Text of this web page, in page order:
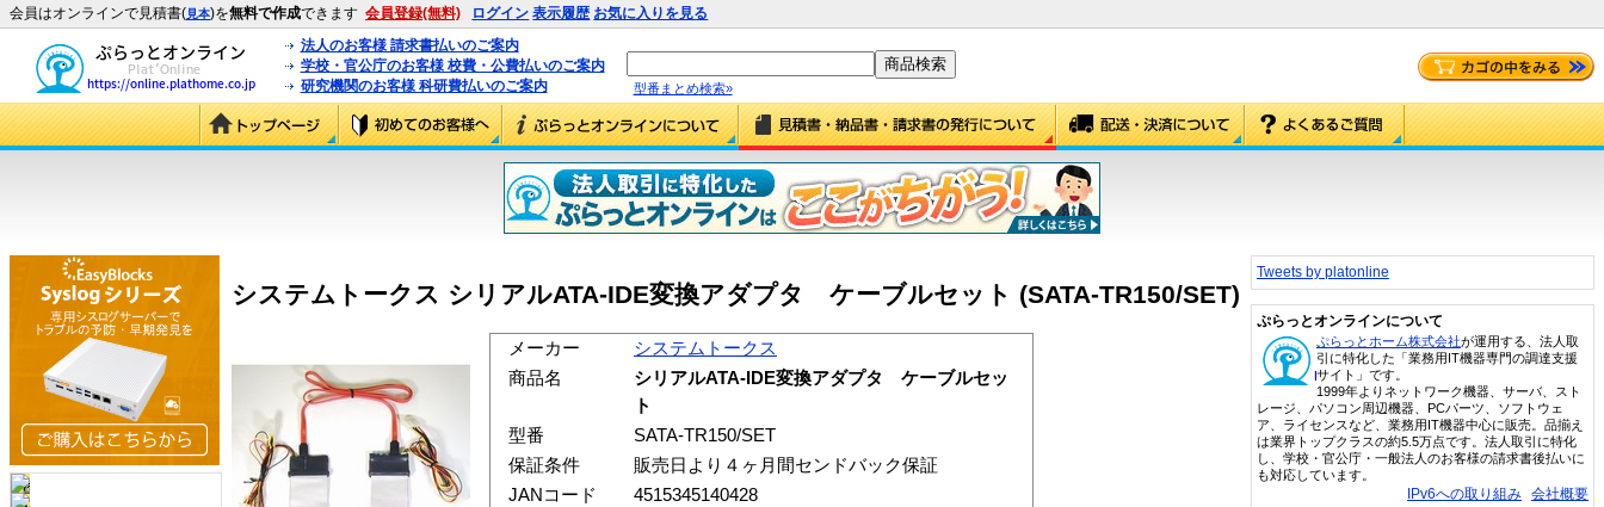
会員はオンラインで見積書(見本)を無料で作成できます 会員登録(無料) ログイン 表示履歴 お気に入りを見る
法人のお客様 請求書払いのご案内
学校・官公庁のお客様 校費・公費払いのご案内
研究機関のお客様 科研費払いのご案内
型番まとめ検索»
システムトークス シリアルATA-IDE変換アダプタ ケーブルセット (SATA-TR150/SET)
メーカー
システムトークス
商品名
シリアルATA-IDE変換アダプタ ケーブルセッ
ト
型番
SATA-TR150/SET
保証条件
販売日より４ヶ月間センドバック保証
JANコード
4515345140428
Tweets by platonline
ぷらっとオンラインについて
ぷらっとホーム株式会社が運用する、法人取
引に特化した「業務用IT機器専門の調達支援
サイト」です。
1999年よりネットワーク機器、サーバ、スト
レージ、パソコン周辺機器、PCパーツ、ソフトウェ
ア、ライセンスなど、業務用IT機器中心に販売。品揃え
は業界トップクラスの約5.5万点です。法人取引に特化
し、学校・官公庁・一般法人のお客様の請求書後払いに
も対応しています。
IPv6への取り組み 会社概要